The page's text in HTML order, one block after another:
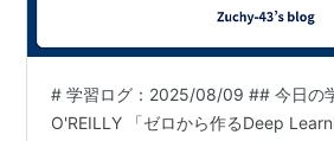
# 学習ログ：2025/08/09 ## 今日の
O'REILLY 「ゼロから作るDeep